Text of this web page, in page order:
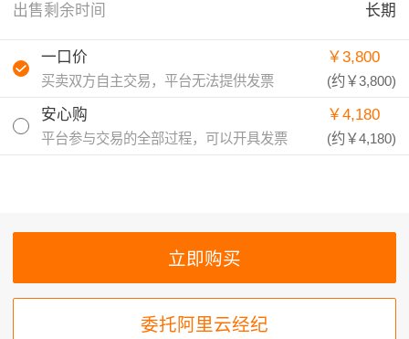
出售剩余时间 长期
一口价
买卖双方自主交易，平台无法提供发票
￥3,800
(约￥3,800)
安心购
平台参与交易的全部过程，可以开具发票
￥4,180
(约￥4,180)
委托阿里云经纪